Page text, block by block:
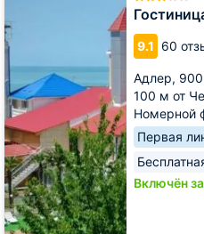
9.1 60
Адлер,
100 м от
Номерной
Первая
Включён